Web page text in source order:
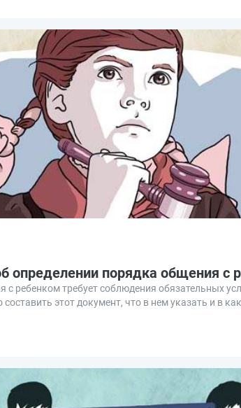
определении порядка общения с
ребенком требует соблюдения обязательных
этот документ, что в нем указать и в